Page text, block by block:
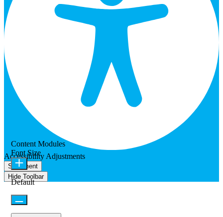
Accessibility Adjustments
Statement
Hide Toolbar
Content Modules
Font Size
Default